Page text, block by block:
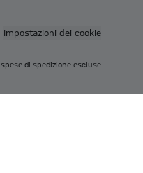
Impostazioni dei cookie
di spedizione escluse